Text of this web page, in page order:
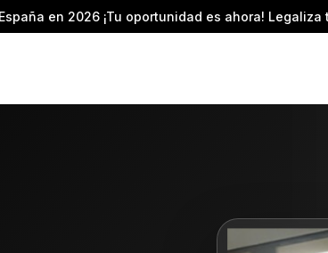
en 2026 ¡Tu oportunidad es ahora!